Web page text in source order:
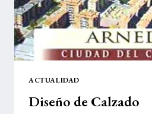
ACTUALIDAD
Diseño de Calzado